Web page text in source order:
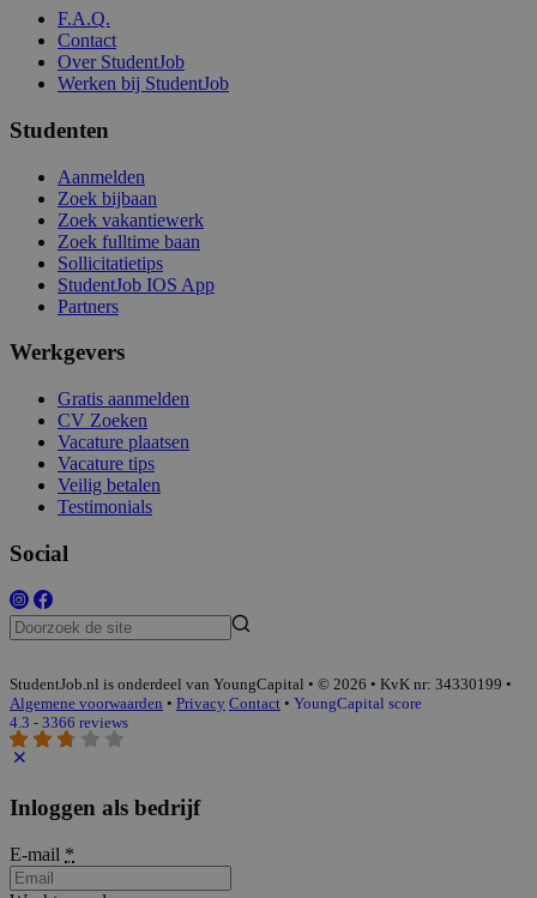
F.A.Q.
Contact
Over StudentJob
Werken bij StudentJob
Studenten
Aanmelden
Zoek bijbaan
Zoek vakantiewerk
Zoek fulltime baan
Sollicitatietips
StudentJob IOS App
Partners
Werkgevers
Gratis aanmelden
CV Zoeken
Vacature plaatsen
Vacature tips
Veilig betalen
Testimonials
Social
StudentJob.nl is onderdeel van YoungCapital • © 2026 • KvK nr: 34330199 •
Algemene voorwaarden • Privacy Contact • YoungCapital score
4.3 - 3366 reviews
Inloggen als bedrijf
E-mail *